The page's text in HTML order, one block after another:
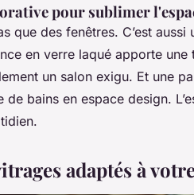
pour sublimer
que des fenêtres. C’est
en verre laqué apporte
un salon exigu. Et une
de bains en espace design.
adaptés à